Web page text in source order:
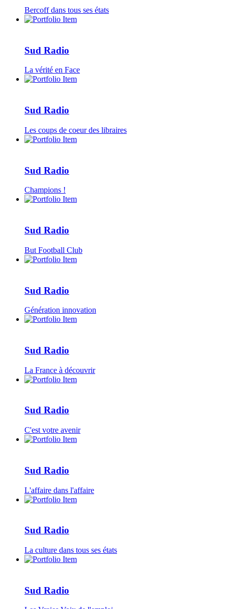
Bercoff dans tous ses états
Sud Radio
La vérité en Face
Sud Radio
Les coups de coeur des libraires
Sud Radio
Champions !
Sud Radio
But Football Club
Sud Radio
Génération innovation
Sud Radio
La France à découvrir
Sud Radio
C'est votre avenir
Sud Radio
L'affaire dans l'affaire
Sud Radio
La culture dans tous ses états
Sud Radio